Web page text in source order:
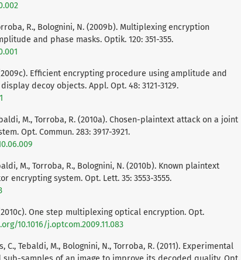
R., Bolognini, N. (2009b). Multiplexing encryption
and phase masks. Optik. 120: 351-355.
Efficient encrypting procedure using amplitude and
decoy objects. Appl. Opt. 48: 3121-3129.
M., Torroba, R. (2010a). Chosen-plaintext attack on a joint
Opt. Commun. 283: 3917-3921.
M., Torroba, R., Bolognini, N. (2010b). Known plaintext
system. Opt. Lett. 35: 3553-3555.
One step multiplexing optical encryption. Opt.
10.1016/j.optcom.2009.11.083
C., Tebaldi, M., Bolognini, N., Torroba, R. (2011). Experimental